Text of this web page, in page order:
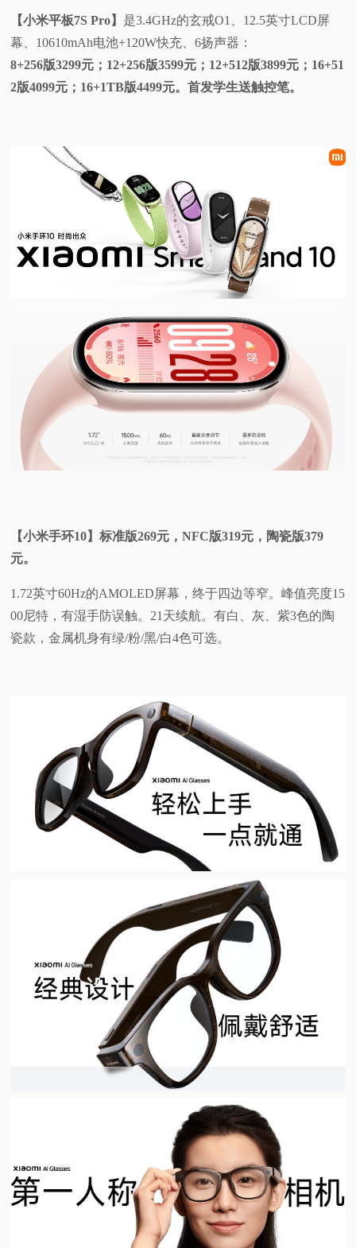
【小米平板7S Pro】 是3.4GHz的玄戒O1、12.5英寸LCD屏
幕、10610mAh电池+120W快充、6扬声器：
8+256版3299元；12+256版3599元；12+512版3899元；16+51
2版4099元；16+1TB版4499元。首发学生送触控笔。
【小米手环10】标准版269元，NFC版319元，陶瓷版379
元。
1.72英寸60Hz的AMOLED屏幕，终于四边等窄。峰值亮度15
00尼特，有湿手防误触。21天续航。有白、灰、紫3色的陶
瓷款，金属机身有绿/粉/黑/白4色可选。